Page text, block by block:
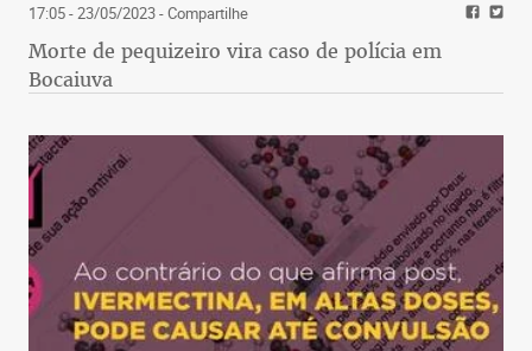
17:05 - 23/05/2023- Compartilhe
Morte de pequizeiro vira caso de polícia em
Bocaiuva